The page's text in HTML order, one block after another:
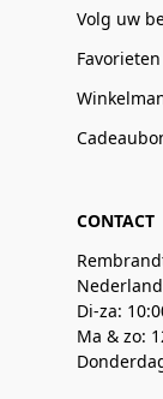
Volg uw
Favorieten
CONTACT
Nederland
Di-za:
Ma & zo: